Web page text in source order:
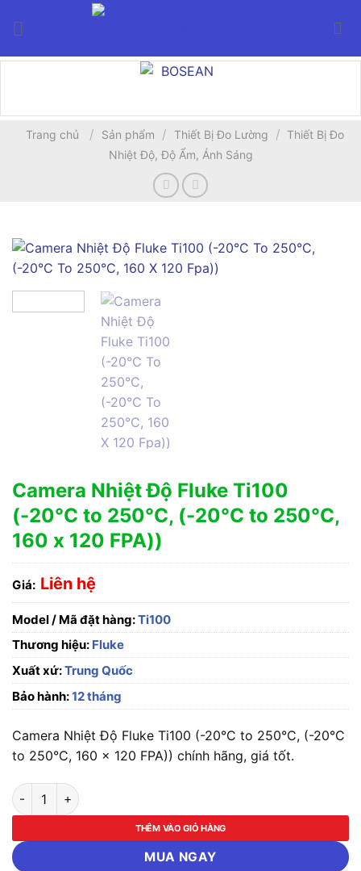
Trang chủ / Sản phẩm / Thiết Bị Đo Lường / Thiết Bị Đo
Nhiệt Độ, Độ Ẩm, Ánh Sáng
Camera Nhiệt Độ Fluke Ti100
(-20°C to 250°C, (-20°C to 250°C,
160 x 120 FPA))
Giá: Liên hệ
Model / Mã đặt hàng:Ti100
Thương hiệu: Fluke
Xuất xứ:Trung Quốc
Bảo hành:12 tháng
Camera Nhiệt Độ Fluke Ti100 (-20°C to 250°C, (-20°C
to 250°C, 160 x 120 FPA)) chính hãng, giá tốt.
Camera Nhiệt Độ Fluke Ti100 (-20°C to 250°C, (-20°C to
THÊM VÀO GIỎ HÀNG
MUA NGAY